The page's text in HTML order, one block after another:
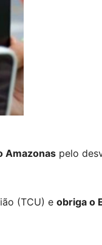
Amazonas pelo
(TCU) e obriga o